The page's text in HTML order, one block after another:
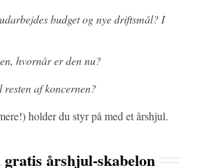
budget og nye driftsmål? I
hvornår er den nu?
af koncernen?
holder du styr på med et årshjul.
gratis årshjul-skabelon